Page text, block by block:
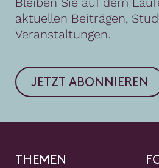
aktuellen Beiträgen,
Veranstaltungen.
JETZT ABONNIEREN
THEMEN